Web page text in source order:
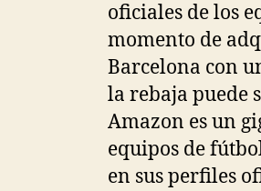
oficiales de los
momento de
Barcelona con
la rebaja puede
Amazon es un
equipos de
en sus perfiles